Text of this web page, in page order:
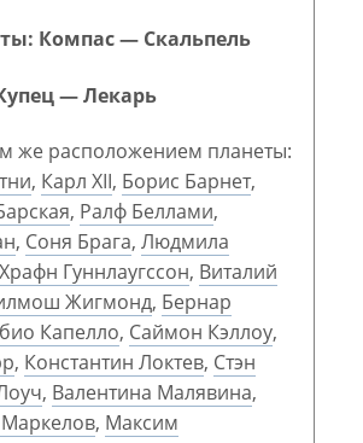
Компас — Скальпель
— Лекарь
же расположением планеты:
, Карл XII, Борис Барнет,
, Ралф Беллами,
, Соня Брага, Людмила
Храфн Гуннлаугссон, Виталий
Жигмонд, Бернар
Капелло, Саймон Кэллоу,
, Константин Локтев, Стэн
, Валентина Малявина,
, Максим